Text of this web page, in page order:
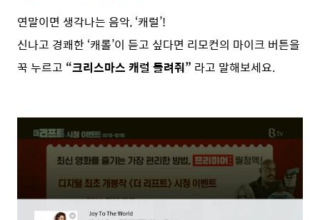
연말이면 생각나는 음악, ‘캐럴’!
신나고 경쾌한 ‘캐롤’이 듣고 싶다면 리모컨의 마이크 버튼을
꾹 누르고 “크리스마스 캐럴 들려줘” 라고 말해보세요.